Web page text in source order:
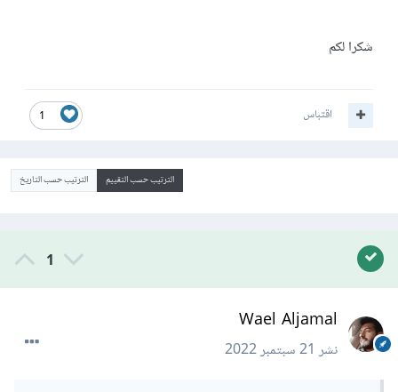
شكرا لكم
1 اقتباس
الترتيب حسب التقييم الترتيب حسب التاريخ
1
Wael Aljamal
نشر21 سبتمبر 2022